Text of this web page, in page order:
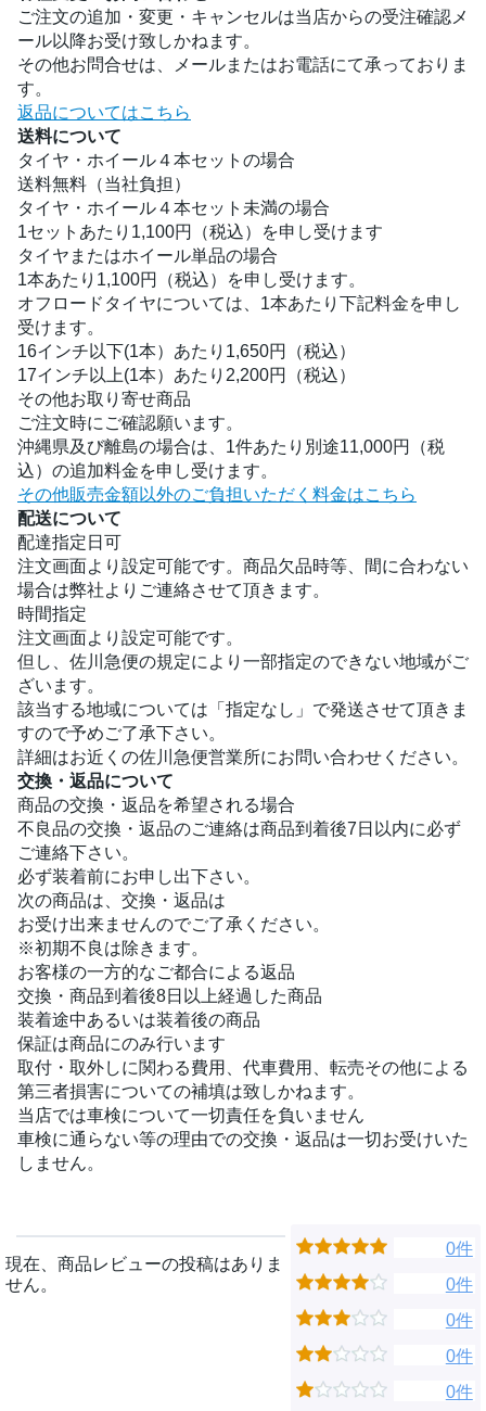
ご注文の追加・変更・キャンセルは当店からの受注確認メ
ール以降お受け致しかねます。
その他お問合せは、メールまたはお電話にて承っておりま
す。
返品についてはこちら
送料について
タイヤ・ホイール４本セットの場合
送料無料（当社負担）
タイヤ・ホイール４本セット未満の場合
1セットあたり1,100円（税込）を申し受けます
タイヤまたはホイール単品の場合
1本あたり1,100円（税込）を申し受けます。
オフロードタイヤについては、1本あたり下記料金を申し
受けます。
16インチ以下(1本）あたり1,650円（税込）
17インチ以上(1本）あたり2,200円（税込）
その他お取り寄せ商品
ご注文時にご確認願います。
沖縄県及び離島の場合は、1件あたり別途11,000円（税
込）の追加料金を申し受けます。
その他販売金額以外のご負担いただく料金はこちら
配送について
配達指定日可
注文画面より設定可能です。商品欠品時等、間に合わない
場合は弊社よりご連絡させて頂きます。
時間指定
注文画面より設定可能です。
但し、佐川急便の規定により一部指定のできない地域がご
ざいます。
該当する地域については「指定なし」で発送させて頂きま
すので予めご了承下さい。
詳細はお近くの佐川急便営業所にお問い合わせください。
交換・返品について
商品の交換・返品を希望される場合
不良品の交換・返品のご連絡は商品到着後7日以内に必ず
ご連絡下さい。
必ず装着前にお申し出下さい。
次の商品は、交換・返品は
お受け出来ませんのでご了承ください。
※初期不良は除きます。
お客様の一方的なご都合による返品
交換・商品到着後8日以上経過した商品
装着途中あるいは装着後の商品
保証は商品にのみ行います
取付・取外しに関わる費用、代車費用、転売その他による
第三者損害についての補填は致しかねます。
当店では車検について一切責任を負いません
車検に通らない等の理由での交換・返品は一切お受けいた
しません。
現在、商品レビューの投稿はありま
せん。
0件
0件
0件
0件
0件